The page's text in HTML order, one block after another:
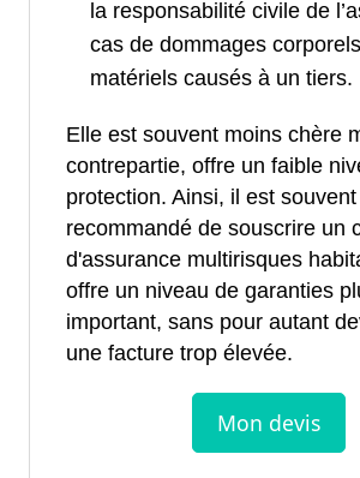
la responsabilité civile de
cas de dommages
matériels causés à un tiers.
Elle est souvent moins chère
contrepartie, offre un faible
protection. Ainsi, il est souvent
recommandé de souscrire un
d'assurance multirisques
offre un niveau de garanties
important, sans pour autant
une facture trop élevée.